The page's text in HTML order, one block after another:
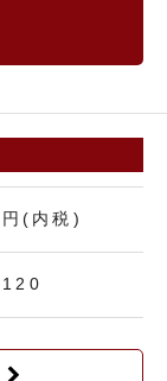
(内税)
120